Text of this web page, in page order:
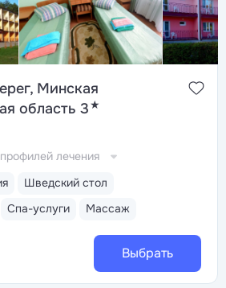
Минская
область 3★
Шведский стол
Спа-услуги Массаж
лечения
Выбрать